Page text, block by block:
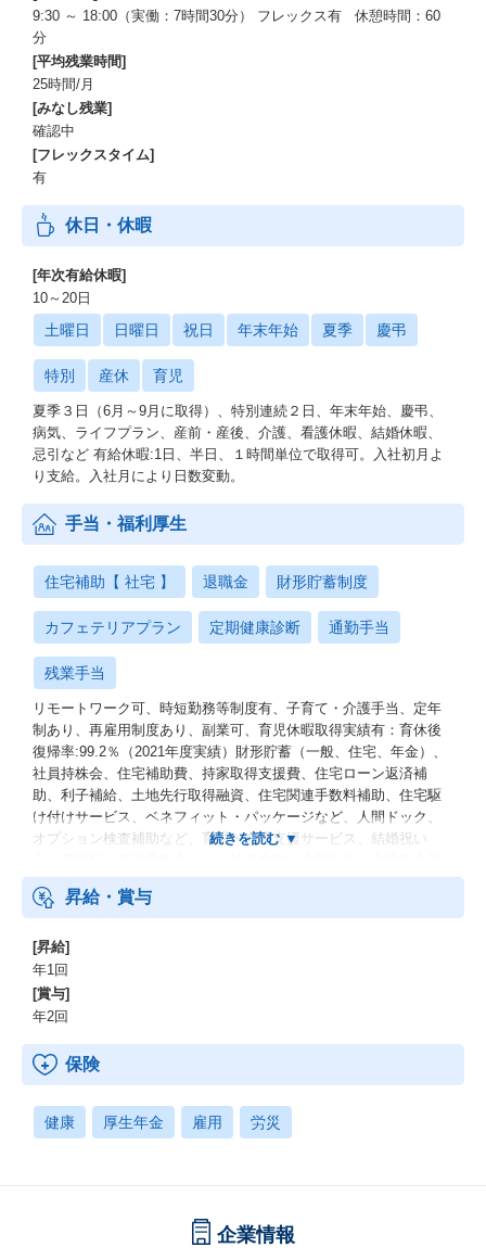
9:30 ～ 18:00（実働：7時間30分） フレックス有 休憩時間：60
分
[平均残業時間]
25時間/月
[みなし残業]
確認中
[フレックスタイム]
有
休日・休暇
[年次有給休暇]
10～20日
土曜日 日曜日 祝日 年末年始 夏季 慶弔
特別 産休 育児
夏季３日（6月～9月に取得）、特別連続２日、年末年始、慶弔、
病気、ライフプラン、産前・産後、介護、看護休暇、結婚休暇、
忌引など 有給休暇:1日、半日、１時間単位で取得可。入社初月よ
り支給。入社月により日数変動。
手当・福利厚生
住宅補助【 社宅 】 退職金 財形貯蓄制度
カフェテリアプラン 定期健康診断 通勤手当
残業手当
リモートワーク可、時短勤務等制度有、子育て・介護手当、定年
制あり、再雇用制度あり、副業可、育児休暇取得実績有：育休後
復帰率:99.2％（2021年度実績）財形貯蓄（一般、住宅、年金）、
社員持株会、住宅補助費、持家取得支援費、住宅ローン返済補
助、利子補給、土地先行取得融資、住宅関連手数料補助、住宅駆
け付けサービス、ベネフィット・パッケージなど、人間ドック、
オプション検査補助など、育児・介護支援サービス、結婚祝い
金、確定拠出年金）、電気通信共済会(個人年金、遺児育英基金)
昇給・賞与
[昇給]
年1回
[賞与]
年2回
保険
健康 厚生年金 雇用 労災
企業情報